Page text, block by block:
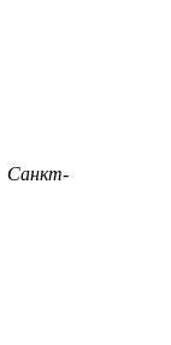
Санкт-